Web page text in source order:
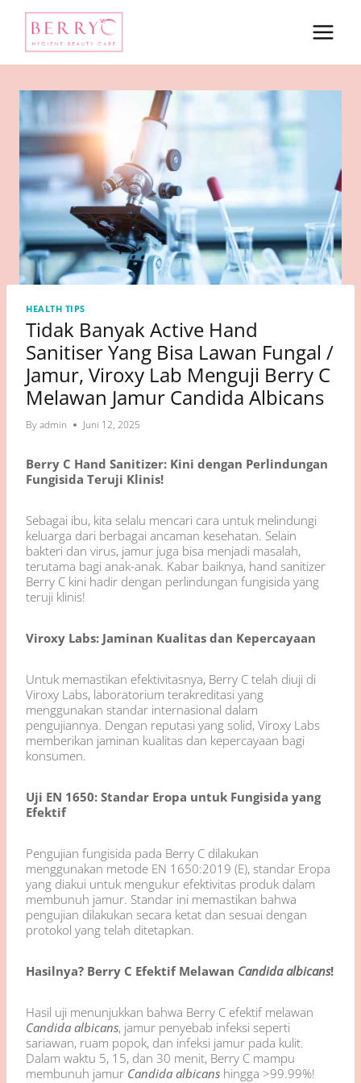
content
HEALTH TIPS
Tidak Banyak Active Hand
Sanitiser Yang Bisa Lawan Fungal /
Jamur, Viroxy Lab Menguji Berry C
Melawan Jamur Candida Albicans
Byadmin Juni 12, 2025
Berry C Hand Sanitizer: Kini dengan Perlindungan
Fungisida Teruji Klinis!
Sebagai ibu, kita selalu mencari cara untuk melindungi
keluarga dari berbagai ancaman kesehatan. Selain
bakteri dan virus, jamur juga bisa menjadi masalah,
terutama bagi anak-anak. Kabar baiknya, hand sanitizer
Berry C kini hadir dengan perlindungan fungisida yang
teruji klinis!
Viroxy Labs: Jaminan Kualitas dan Kepercayaan
Untuk memastikan efektivitasnya, Berry C telah diuji di
Viroxy Labs, laboratorium terakreditasi yang
menggunakan standar internasional dalam
pengujiannya. Dengan reputasi yang solid, Viroxy Labs
memberikan jaminan kualitas dan kepercayaan bagi
konsumen.
Uji EN 1650: Standar Eropa untuk Fungisida yang
Efektif
Pengujian fungisida pada Berry C dilakukan
menggunakan metode EN 1650:2019 (E), standar Eropa
yang diakui untuk mengukur efektivitas produk dalam
membunuh jamur. Standar ini memastikan bahwa
pengujian dilakukan secara ketat dan sesuai dengan
protokol yang telah ditetapkan.
Hasilnya? Berry C Efektif Melawan Candida albicans!
Hasil uji menunjukkan bahwa Berry C efektif melawan
Candida albicans, jamur penyebab infeksi seperti
sariawan, ruam popok, dan infeksi jamur pada kulit.
Dalam waktu 5, 15, dan 30 menit, Berry C mampu
membunuh jamur Candida albicans hingga >99.99%!